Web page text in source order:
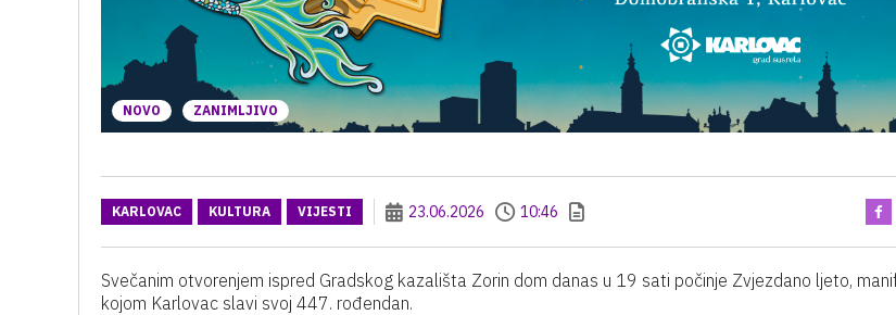
NOVO ZANIMLJIVO
KARLOVAC KULTURA VIJESTI 23.06.2026 10:46
Svečanim otvorenjem ispred Gradskog kazališta Zorin dom danas u 19 sati počinje Zvjezdano ljeto,
kojom Karlovac slavi svoj 447. rođendan.